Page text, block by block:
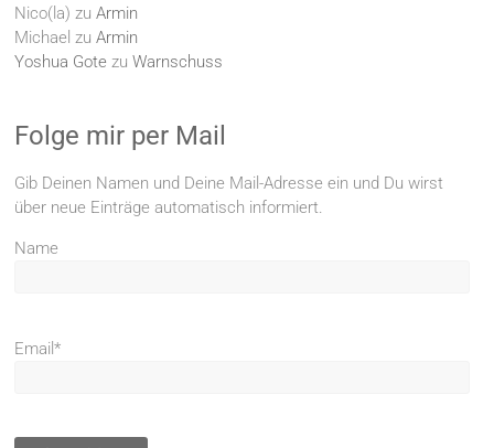
Nico(la) zuArmin
Michael zuArmin
Yoshua Gote zuWarnschuss
Folge mir per Mail
Gib Deinen Namen und Deine Mail-Adresse ein und Du wirst
über neue Einträge automatisch informiert.
Name
Email*